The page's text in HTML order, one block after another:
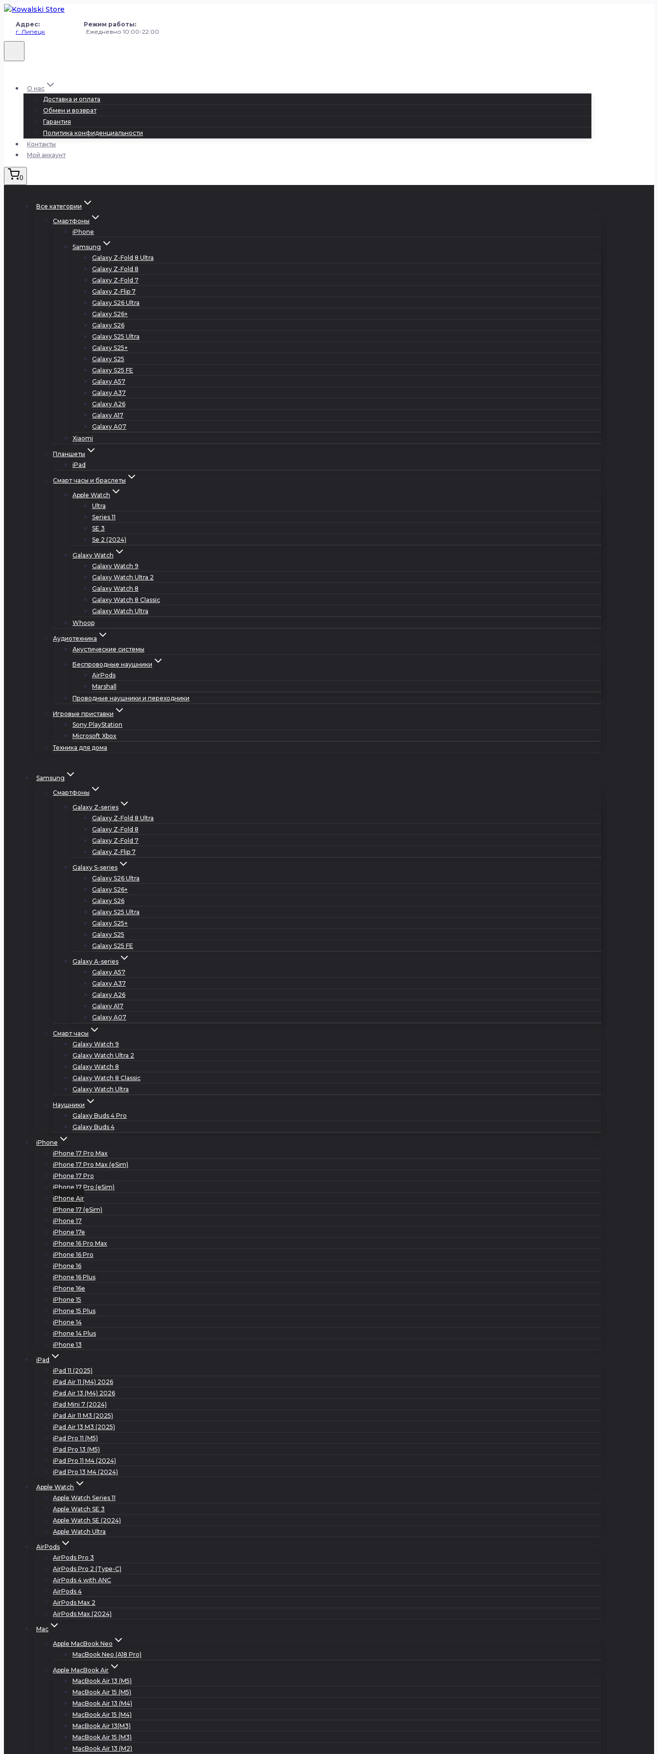
Перейти
содержанию
Адрес: Режим работы:
г. Липецк Ежедневно 10:00-22:00
О нас
Доставка и оплата
Обмен и возврат
Гарантия
Политика конфиденциальности
Контакты
Мой аккаунт
0
Все категории
Смартфоны
iPhone
Samsung
Galaxy Z-Fold 8 Ultra
Galaxy Z-Fold 8
Galaxy Z-Fold 7
Galaxy Z-Flip 7
Galaxy S26 Ultra
Galaxy S26+
Galaxy S26
Galaxy S25 Ultra
Galaxy S25+
Galaxy S25
Galaxy S25 FE
Galaxy A57
Galaxy A37
Galaxy A26
Galaxy A17
Galaxy A07
Xiaomi
Планшеты
iPad
Смарт часы и браслеты
Apple Watch
Ultra
Series 11
SE 3
Se 2 (2024)
Galaxy Watch
Galaxy Watch 9
Galaxy Watch Ultra 2
Galaxy Watch 8
Galaxy Watch 8 Classic
Galaxy Watch Ultra
Whoop
Аудиотехника
Акустические системы
Беспроводные наушники
AirPods
Marshall
Проводные наушники и переходники
Игровые приставки
Sony PlayStation
Microsoft Xbox
Техника для дома
Samsung
Смартфоны
Galaxy Z-series
Galaxy Z-Fold 8 Ultra
Galaxy Z-Fold 8
Galaxy Z-Fold 7
Galaxy Z-Flip 7
Galaxy S-series
Galaxy S26 Ultra
Galaxy S26+
Galaxy S26
Galaxy S25 Ultra
Galaxy S25+
Galaxy S25
Galaxy S25 FE
Galaxy A-series
Galaxy A57
Galaxy A37
Galaxy A26
Galaxy A17
Galaxy A07
Смарт часы
Galaxy Watch 9
Galaxy Watch Ultra 2
Galaxy Watch 8
Galaxy Watch 8 Classic
Galaxy Watch Ultra
Наушники
Galaxy Buds 4 Pro
Galaxy Buds 4
iPhone
iPhone 17 Pro Max
iPhone 17 Pro Max (eSim)
iPhone 17 Pro
iPhone 17 Pro (eSim)
iPhone Air
iPhone 17 (eSim)
iPhone 17
iPhone 17e
iPhone 16 Pro Max
iPhone 16 Pro
iPhone 16
iPhone 16 Plus
iPhone 16e
iPhone 15
iPhone 15 Plus
iPhone 14
iPhone 14 Plus
iPhone 13
iPad
iPad 11 (2025)
iPad Air 11 (M4) 2026
iPad Air 13 (M4) 2026
iPad Mini 7 (2024)
iPad Air 11 M3 (2025)
iPad Air 13 M3 (2025)
iPad Pro 11 (M5)
iPad Pro 13 (M5)
iPad Pro 11 M4 (2024)
iPad Pro 13 M4 (2024)
Apple Watch
Apple Watch Series 11
Apple Watch SE 3
Apple Watch SE (2024)
Apple Watch Ultra
AirPods
AirPods Pro 3
AirPods Pro 2 (Type-C)
AirPods 4 with ANC
AirPods 4
AirPods Max 2
AirPods Max (2024)
Mac
Apple MacBook Neo
MacBook Neo (A18 Pro)
Apple MacBook Air
MacBook Air 13 (M5)
MacBook Air 15 (M5)
MacBook Air 13 (M4)
MacBook Air 15 (M4)
MacBook Air 13(M3)
MacBook Air 15 (M3)
MacBook Air 13 (M2)